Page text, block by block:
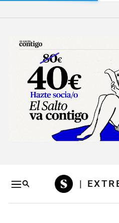
Salto a contenidoSalto
|